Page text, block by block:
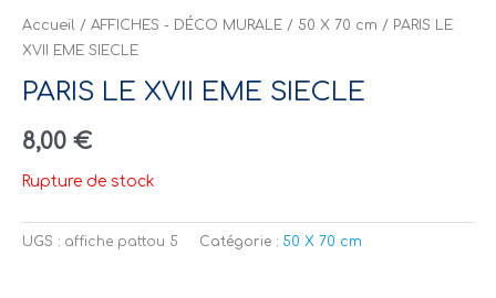
Accueil / AFFICHES - DÉCO MURALE / 50 X 70 cm / PARIS LE
XVII EME SIECLE
PARIS LE XVII EME SIECLE
8,00 €
Rupture de stock
UGS : affiche pattou 5 Catégorie : 50 X 70 cm